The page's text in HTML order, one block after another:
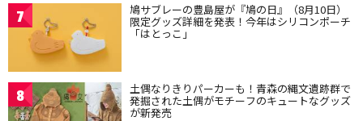
7 鳩サブレーの豊島屋が『鳩の日』（8月10日）
限定グッズ詳細を発表！今年はシリコンポーチ
「はとっこ」
8 土偶なりきりパーカーも！青森の縄文遺跡群で
発掘された土偶がモチーフのキュートなグッズ
が新発売